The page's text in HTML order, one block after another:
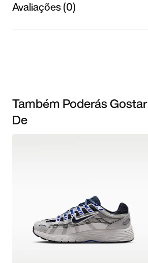
Avaliações (0)
Também Poderás Gostar
De